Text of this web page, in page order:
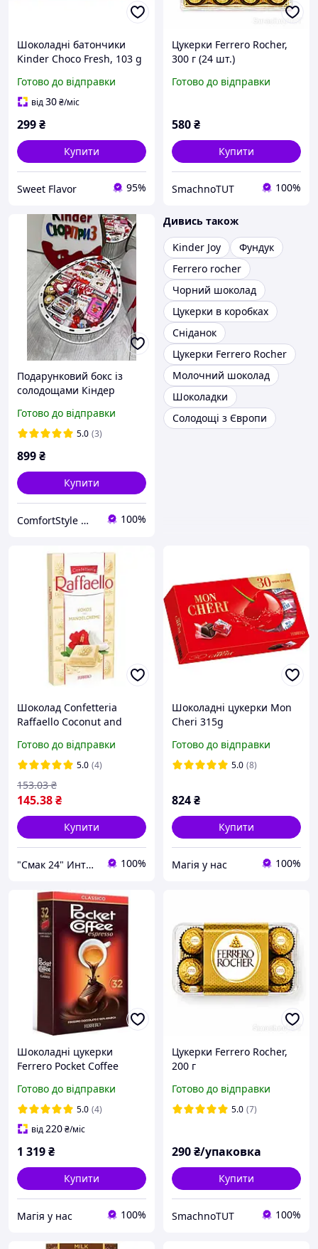
Шоколадні батончики
Kinder Choco Fresh, 103 g
Готово до відправки
від30₴/міс
299₴
Купити
Sweet Flavor 95%
Цукерки Ferrero Rocher,
300 г (24 шт.)
Готово до відправки
580₴
Купити
SmachnoTUT 100%
Подарунковий бокс із
солодощами Кіндер
солодкий подарунковий
набір для дівчини жінки з
Готово до відправки
5.0 (3)
899₴
Купити
ComfortStyle — стиль і комфорт у кожній деталі 100%
Дивись також
Kinder Joy
Фундук
Ferrero rocher
Чорний шоколад
Цукерки в коробках
Сніданок
Цукерки Ferrero Rocher
Молочний шоколад
Шоколадки
Солодощі з Європи
Шоколад Confetteria
Raffaello Coconut and
Готово до відправки
5.0 (4)
145.38₴
153.03 ₴
Купити
"Смак 24" Интернет-магазин 100%
Шоколадні цукерки Mon
Cheri 315g
Готово до відправки
5.0 (8)
824₴
Купити
Магія у нас 100%
Шоколадні цукерки
Ferrero Pocket Coffee
Готово до відправки
5.0 (4)
від220₴/міс
1 319₴
Купити
Магія у нас 100%
Цукерки Ferrero Rocher,
200 г
Готово до відправки
5.0 (7)
290₴/упаковка
Купити
SmachnoTUT 100%